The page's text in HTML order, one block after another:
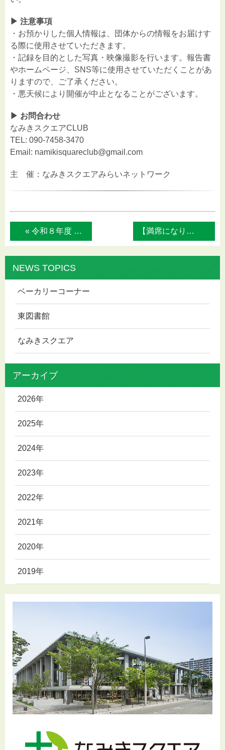
▶︎ 注意事項
・お預かりした個人情報は、団体からの情報をお届けす
る際に使用させていただきます。
・記録を目的とした写真・映像撮影を行います。報告書
やホームページ、SNS等に使用させていただくことがあ
りますので、ご了承ください。
・悪天候により開催が中止となることがございます。
▶︎ お問合わせ
なみきスクエアCLUB
TEL: 090-7458-3470
Email: namikisquareclub@gmail.com
主 催：なみきスクエアみらいネットワーク
« 令和８年度 第１回東区人権セミナー「笑っ... 【満席になりました】令和８年度『いけばな... »
NEWS TOPICS
ベーカリーコーナー
東図書館
なみきスクエア
アーカイブ
2026年
2025年
2024年
2023年
2022年
2021年
2020年
2019年